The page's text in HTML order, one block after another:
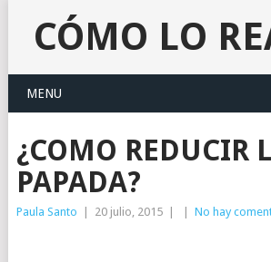
CÓMO LO
MENU
¿COMO REDUCIR
PAPADA?
Paula Santo 20 julio, 2015 No hay